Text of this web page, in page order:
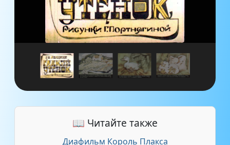
📖 Читайте также
Диафильм Король Плакса